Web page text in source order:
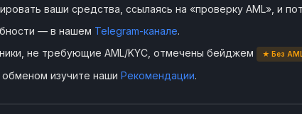
ваши средства, ссылаясь на «проверку AML», и
— в нашем Telegram-канале.
не требующие AML/KYC, отмечены бейджем
★ Без
изучите наши Рекомендации.